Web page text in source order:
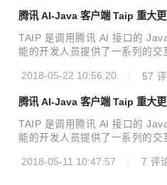
e.com/xshuai/codes/
腾讯 AI-Java 客户端 Taip 重大
TAIP 是调用腾讯 AI 接口的
能的开发人员提供了一系列的
aven引入 <dependency>
ersion> </dependency> 新特性
别 全部特性 【face人脸识别】
测、人脸对比、跨年龄人脸识别
2018-05-22 10:56:20 57
腾讯 AI-Java 客户端 Taip 重大
TAIP 是调用腾讯 AI 接口的
能的开发人员提供了一系列的交
特性 人脸识别（个体管理、信
2018-05-11 10:47:57 7 评